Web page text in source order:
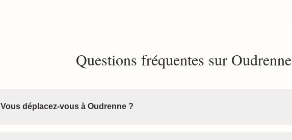
Questions fréquentes sur Oudrenne
Vous déplacez-vous à Oudrenne ?